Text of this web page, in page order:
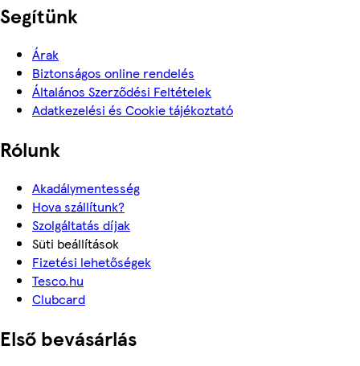
Segítünk
Árak
Biztonságos online rendelés
Általános Szerződési Feltételek
Adatkezelési és Cookie tájékoztató
Rólunk
Akadálymentesség
Hova szállítunk?
Szolgáltatás díjak
Süti beállítások
Fizetési lehetőségek
Tesco.hu
Clubcard
Első bevásárlás